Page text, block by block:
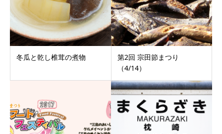
冬瓜と乾し椎茸の煮物
第2回 宗田節まつり
（4/14）